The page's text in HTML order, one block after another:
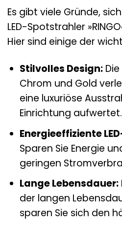
Es gibt viele Gründe, sich
LED-Spotstrahler
Hier sind einige der
Stilvolles Design:Die
Chrom und Gold
eine luxuriöse
Einrichtung aufwertet.
Energieeffiziente
Sparen Sie Energie
geringen
Lange Lebensdauer:
der langen
sparen Sie sich den